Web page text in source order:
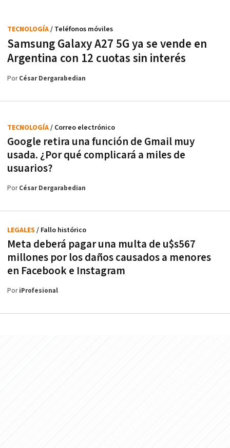
Samsung Galaxy A27 5G ya se vende en
Argentina con 12 cuotas sin interés
TECNOLOGÍA/ Teléfonos móviles
PorCésar Dergarabedian
Google retira una función de Gmail muy
usada. ¿Por qué complicará a miles de
usuarios?
TECNOLOGÍA/ Correo electrónico
PorCésar Dergarabedian
Meta deberá pagar una multa de u$s567
millones por los daños causados a menores
en Facebook e Instagram
LEGALES / Fallo histórico
PoriProfesional